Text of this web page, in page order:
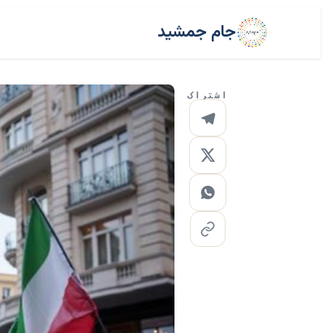
جام جمشید
اشتراک